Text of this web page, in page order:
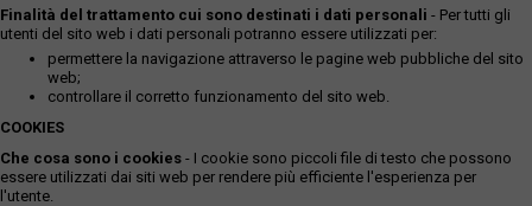
Finalità del trattamento cui sono destinati i dati personali - Per tutti gli
utenti del sito web i dati personali potranno essere utilizzati per:
permettere la navigazione attraverso le pagine web pubbliche del sito
web;
controllare il corretto funzionamento del sito web.
COOKIES
Che cosa sono i cookies - I cookie sono piccoli file di testo che possono
essere utilizzati dai siti web per rendere più efficiente l'esperienza per
l'utente.